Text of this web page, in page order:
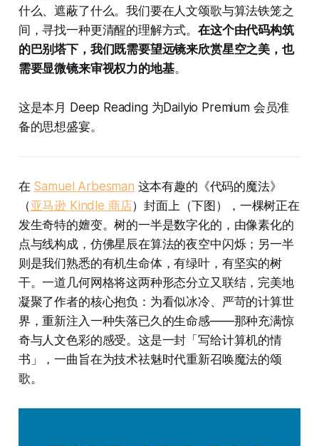
什么、遮蔽了什么。我们要在人文颂歌与算法铁笼之
间，寻找一种更清醒的理解方式。在这个由代码构筑
的巴别塔下，我们既需要望远镜来欣赏星空之美，也
需要显微镜来审视权力的地基。
这是本月 Deep Reading 为Dailyio Premium 会员准
备的思想盛宴。
在 Samuel Arbesman 这本有趣的《代码的魔法》
（亚马逊 Kindle 商店）封面上（下图），一棵树正在
发生奇特的嬗变。树的一半是数字化的，由像素化的
点与线构成，仿佛星辰在算法的夜空中闪烁；另一半
则是我们熟悉的有机生命体，有绿叶，有坚实的树
干。一道几何网格将这两种形态分立又联结，完美地
凝聚了作者的核心抱负：为看似冰冷、严苛的计算世
界，重新注入一种失落已久的生命感——那种充满惊
奇与人文色彩的感受。这是一封「写给计算机的情
书」，一曲旨在为技术祛魅时代重新召唤魔法的颂
歌。